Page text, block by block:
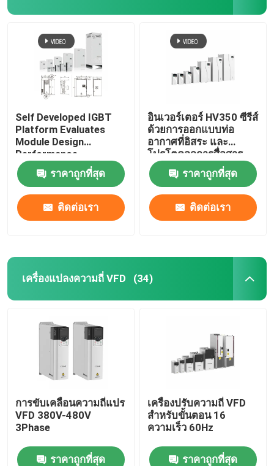
Self Developed IGBT
Platform Evaluates
Module Design
Performance
ราคาถูกที่สุด
ติดต่อเรา
อินเวอร์เตอร์ HV350 ซีรีส์
ด้วยการออกแบบท่อ
อากาศที่อิสระ และ
โปรโตคอลการสื่อสาร
Modbus RTU
50Hz/60Hz ± 5% ความถี่
การเข้า
ราคาถูกที่สุด
ติดต่อเรา
เครื่องแปลงความถี่ VFD (34)
การขับเคลื่อนความถี่แปร
VFD 380V-480V
3Phase
ราคาถูกที่สุด
เครื่องปรับความถี่ VFD
สําหรับขั้นตอน 16
ความเร็ว 60Hz
ราคาถูกที่สุด